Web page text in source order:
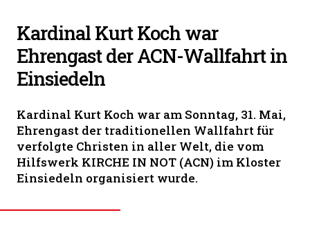
Kardinal Kurt Koch war
Ehrengast der ACN-Wallfahrt in
Einsiedeln
Kardinal Kurt Koch war am Sonntag, 31. Mai,
Ehrengast der traditionellen Wallfahrt für
verfolgte Christen in aller Welt, die vom
Hilfswerk KIRCHE IN NOT (ACN) im Kloster
Einsiedeln organisiert wurde.